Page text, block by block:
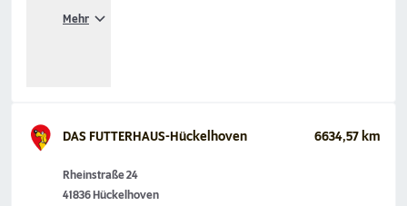
Mehr
DAS FUTTERHAUS-Hückelhoven 6634,57 km
Rheinstraße 24
41836 Hückelhoven